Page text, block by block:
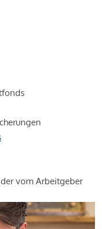
vom Arbeitgeber